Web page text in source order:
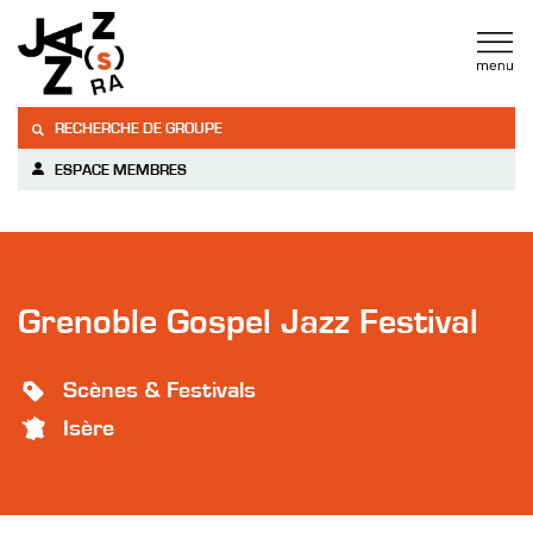
RECHERCHE DE GROUPE
ESPACE MEMBRES
Grenoble Gospel Jazz Festival
Scènes & Festivals
Isère